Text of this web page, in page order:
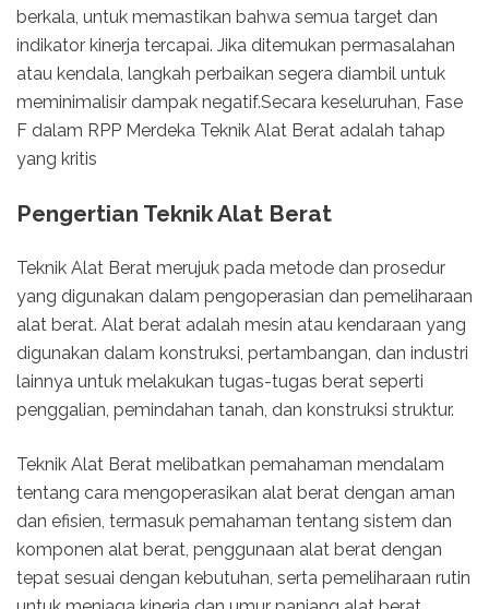
berkala, untuk memastikan bahwa semua target dan
indikator kinerja tercapai. Jika ditemukan permasalahan
atau kendala, langkah perbaikan segera diambil untuk
meminimalisir dampak negatif.Secara keseluruhan, Fase
F dalam RPP Merdeka Teknik Alat Berat adalah tahap
yang kritis
Pengertian Teknik Alat Berat
Teknik Alat Berat merujuk pada metode dan prosedur
yang digunakan dalam pengoperasian dan pemeliharaan
alat berat. Alat berat adalah mesin atau kendaraan yang
digunakan dalam konstruksi, pertambangan, dan industri
lainnya untuk melakukan tugas-tugas berat seperti
penggalian, pemindahan tanah, dan konstruksi struktur.
Teknik Alat Berat melibatkan pemahaman mendalam
tentang cara mengoperasikan alat berat dengan aman
dan efisien, termasuk pemahaman tentang sistem dan
komponen alat berat, penggunaan alat berat dengan
tepat sesuai dengan kebutuhan, serta pemeliharaan rutin